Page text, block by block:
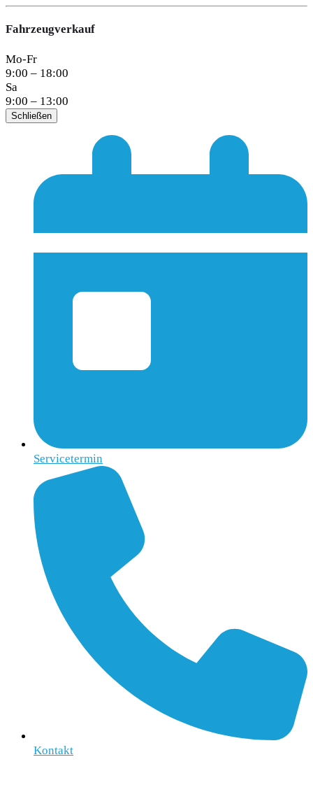
Fahrzeugverkauf
Mo-Fr
9:00 – 18:00
Sa
9:00 – 13:00
Schließen
Servicetermin
Kontakt